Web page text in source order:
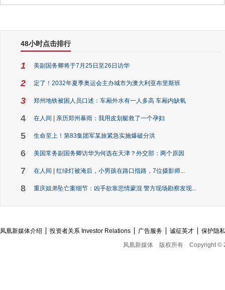
48小时点击排行
1 美副国务卿将于7月25日至26日访华
2 定了！2032年夏季奥运会主办城市为澳大利亚布里斯班
3 郑州地铁被困人员口述：车厢外水有一人多高 车厢内缺氧
4 在人间 | 亲历郑州暴雨：我用皮划艇救了一个孕妇
5 生命至上！第83集团军某旅紧急实施爆破分洪
6 美国常务副国务卿访华为何选在天津？外交部：两个原因
7 在人间 | 红绿灯被淹后，小男孩在路口指路，7位摄影师...
8 重庆姐弟坠亡案细节：凶手欲靠悲情蒙混 警方现场勘察发现...
凤凰新媒体介绍 投资者关系 Investor Relations 广告服务 诚征英才
保护隐
凤凰新媒体
版权所有 Copyright ©